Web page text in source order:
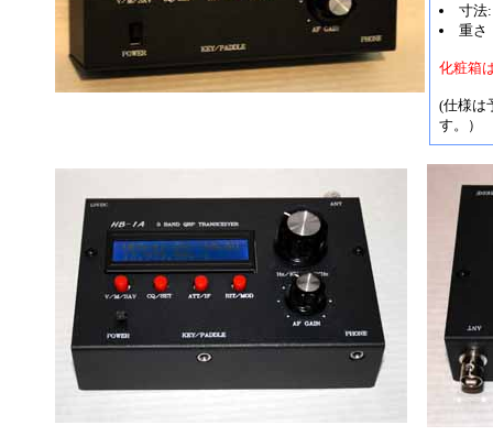
寸法
重さ
化粧箱
(仕様は
す。）